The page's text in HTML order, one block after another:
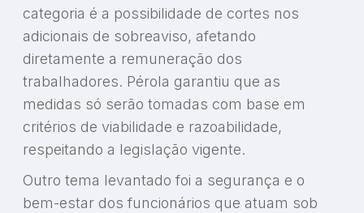
categoria é a possibilidade de cortes nos
adicionais de sobreaviso, afetando
diretamente a remuneração dos
trabalhadores. Pérola garantiu que as
medidas só serão tomadas com base em
critérios de viabilidade e razoabilidade,
respeitando a legislação vigente.
Outro tema levantado foi a segurança e o
bem-estar dos funcionários que atuam sob